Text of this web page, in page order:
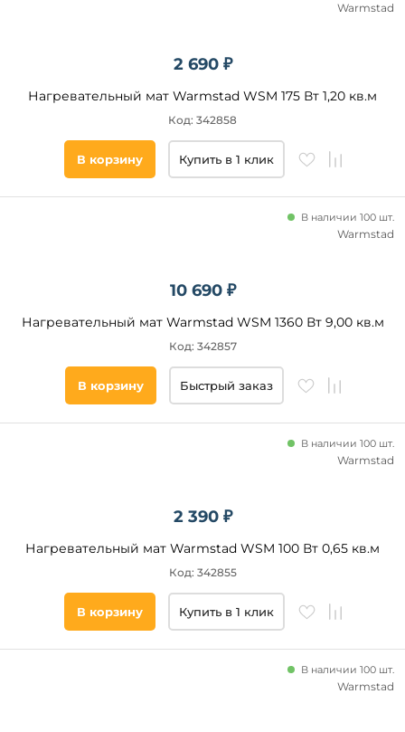
2 690 ₽
Нагревательный мат Warmstad WSM 175 Вт 1,20 кв.м
Код: 342858
Warmstad
В корзину Купить в 1 клик
10 690 ₽
Нагревательный мат Warmstad WSM 1360 Вт 9,00 кв.м
В наличии 100 шт.
Код: 342857
Warmstad
В корзину Быстрый заказ
2 390 ₽
Нагревательный мат Warmstad WSM 100 Вт 0,65 кв.м
В наличии 100 шт.
Код: 342855
Warmstad
В корзину Купить в 1 клик
В наличии 100 шт.
Warmstad